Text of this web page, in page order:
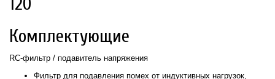
Комплектующие
RC-фильтр / подавитель напряжения
Фильтр для подавления помех от индуктивных нагрузок,